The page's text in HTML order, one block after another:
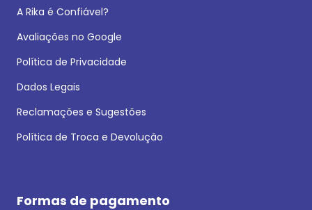
A Rika é Confiável?
Avaliações no Google
Política de Privacidade
Dados Legais
Reclamações e Sugestões
Política de Troca e Devolução
Formas de pagamento